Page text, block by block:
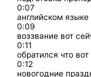
0:07
английском
0:09
воззвание вот
0:11
обратился что
0:12
новогодние